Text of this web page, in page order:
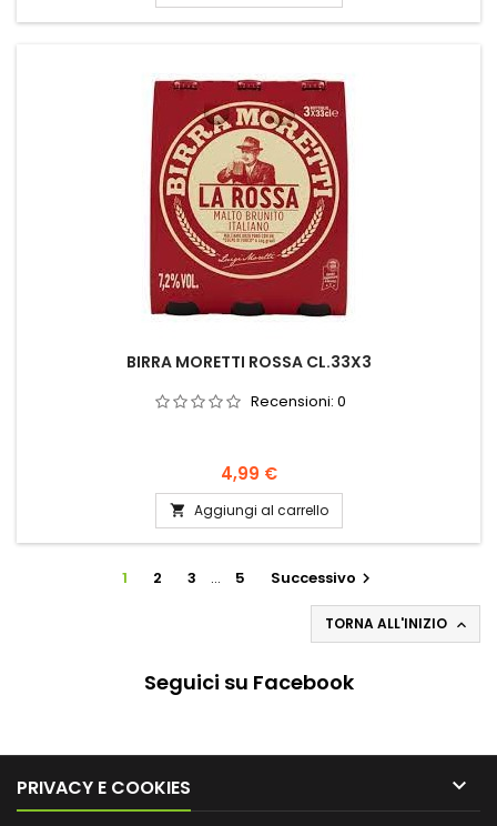
BIRRA MORETTI ROSSA CL.33X3
Recensioni: 0
Prezzo
4,99 €
 Aggiungi al carrello
1 2 3 … 5 Successivo 
TORNA ALL'INIZIO 
Seguici su Facebook
PRIVACY E COOKIES 